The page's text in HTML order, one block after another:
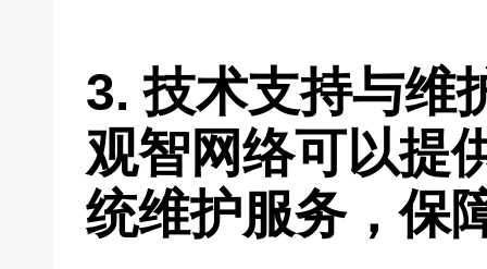
3. 技术支持与维
观智网络可以提
统维护服务，保